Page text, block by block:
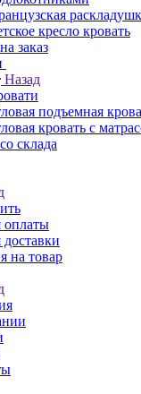
кресло кровать
заказ
Назад
подъемная
кровать с
склада
оплаты
на товар